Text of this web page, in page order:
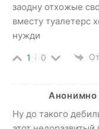
заодну отхожые
вместу туалетерс
нужди
1 0
Анонимно
Ну до такого